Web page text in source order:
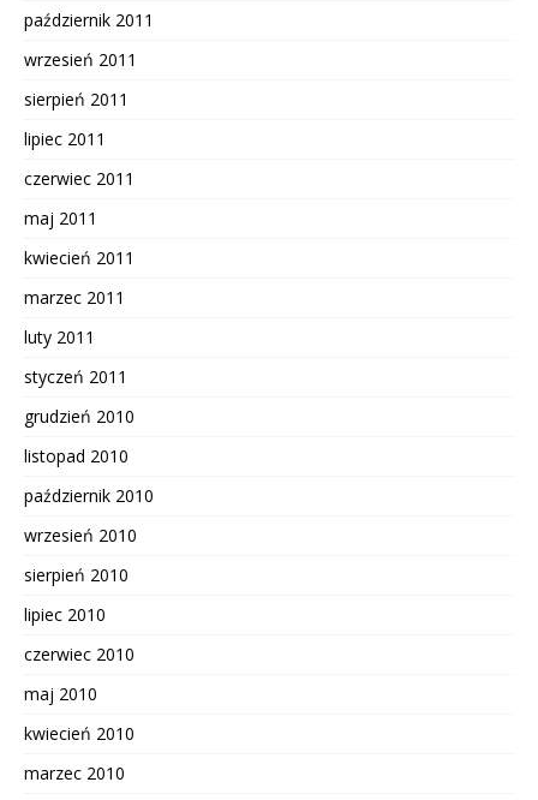
październik 2011
wrzesień 2011
sierpień 2011
lipiec 2011
czerwiec 2011
maj 2011
kwiecień 2011
marzec 2011
luty 2011
styczeń 2011
grudzień 2010
listopad 2010
październik 2010
wrzesień 2010
sierpień 2010
lipiec 2010
czerwiec 2010
maj 2010
kwiecień 2010
marzec 2010